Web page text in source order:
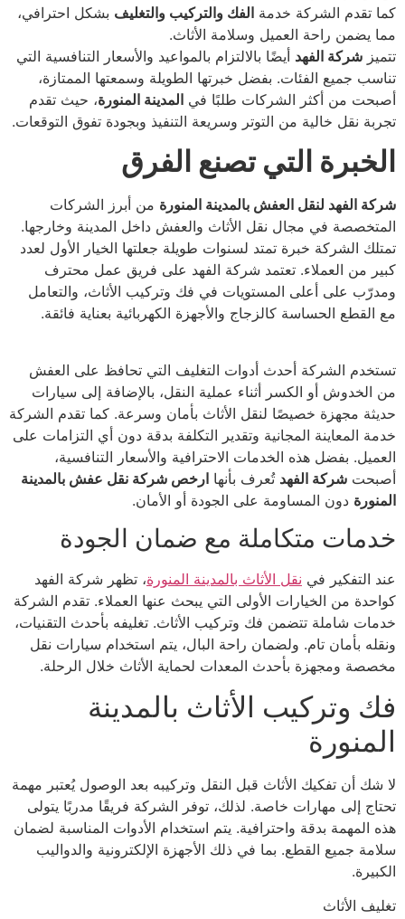
كما تقدم الشركة خدمة الفك والتركيب والتغليف بشكل احترافي،
مما يضمن راحة العميل وسلامة الأثاث.
تتميز شركة الفهد أيضًا بالالتزام بالمواعيد والأسعار التنافسية التي
تناسب جميع الفئات. بفضل خبرتها الطويلة وسمعتها الممتازة،
أصبحت من أكثر الشركات طلبًا في المدينة المنورة، حيث تقدم
تجربة نقل خالية من التوتر وسريعة التنفيذ وبجودة تفوق التوقعات.
الخبرة التي تصنع الفرق
شركة الفهد لنقل العفش بالمدينة المنورة من أبرز الشركات
المتخصصة في مجال نقل الأثاث والعفش داخل المدينة وخارجها.
تمتلك الشركة خبرة تمتد لسنوات طويلة جعلتها الخيار الأول لعدد
كبير من العملاء. تعتمد شركة الفهد على فريق عمل محترف
ومدرّب على أعلى المستويات في فك وتركيب الأثاث، والتعامل
مع القطع الحساسة كالزجاج والأجهزة الكهربائية بعناية فائقة.
تستخدم الشركة أحدث أدوات التغليف التي تحافظ على العفش
من الخدوش أو الكسر أثناء عملية النقل، بالإضافة إلى سيارات
حديثة مجهزة خصيصًا لنقل الأثاث بأمان وسرعة. كما تقدم الشركة
خدمة المعاينة المجانية وتقدير التكلفة بدقة دون أي التزامات على
العميل. بفضل هذه الخدمات الاحترافية والأسعار التنافسية،
أصبحت شركة الفهد تُعرف بأنها ارخص شركة نقل عفش بالمدينة
المنورة دون المساومة على الجودة أو الأمان.
خدمات متكاملة مع ضمان الجودة
عند التفكير في نقل الأثاث بالمدينة المنورة، تظهر شركة الفهد
كواحدة من الخيارات الأولى التي يبحث عنها العملاء. تقدم الشركة
خدمات شاملة تتضمن فك وتركيب الأثاث. تغليفه بأحدث التقنيات،
ونقله بأمان تام. ولضمان راحة البال، يتم استخدام سيارات نقل
مخصصة ومجهزة بأحدث المعدات لحماية الأثاث خلال الرحلة.
فك وتركيب الأثاث بالمدينة
المنورة
لا شك أن تفكيك الأثاث قبل النقل وتركيبه بعد الوصول يُعتبر مهمة
تحتاج إلى مهارات خاصة. لذلك، توفر الشركة فريقًا مدربًا يتولى
هذه المهمة بدقة واحترافية. يتم استخدام الأدوات المناسبة لضمان
سلامة جميع القطع. بما في ذلك الأجهزة الإلكترونية والدواليب
الكبيرة.
تغليف الأثاث